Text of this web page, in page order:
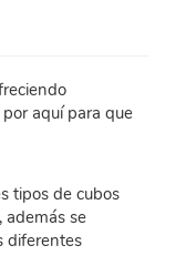
aquí para que
tipos de cubos
además se
diferentes